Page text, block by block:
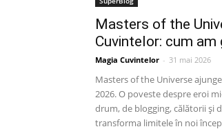
Masters of the
Cuvintelor: cum am
Magia Cuvintelor - 31 mai 2026
Masters of the Universe
2026. O poveste despre eroi
drum, de blogging, călătorii și
transforma limitele în noi